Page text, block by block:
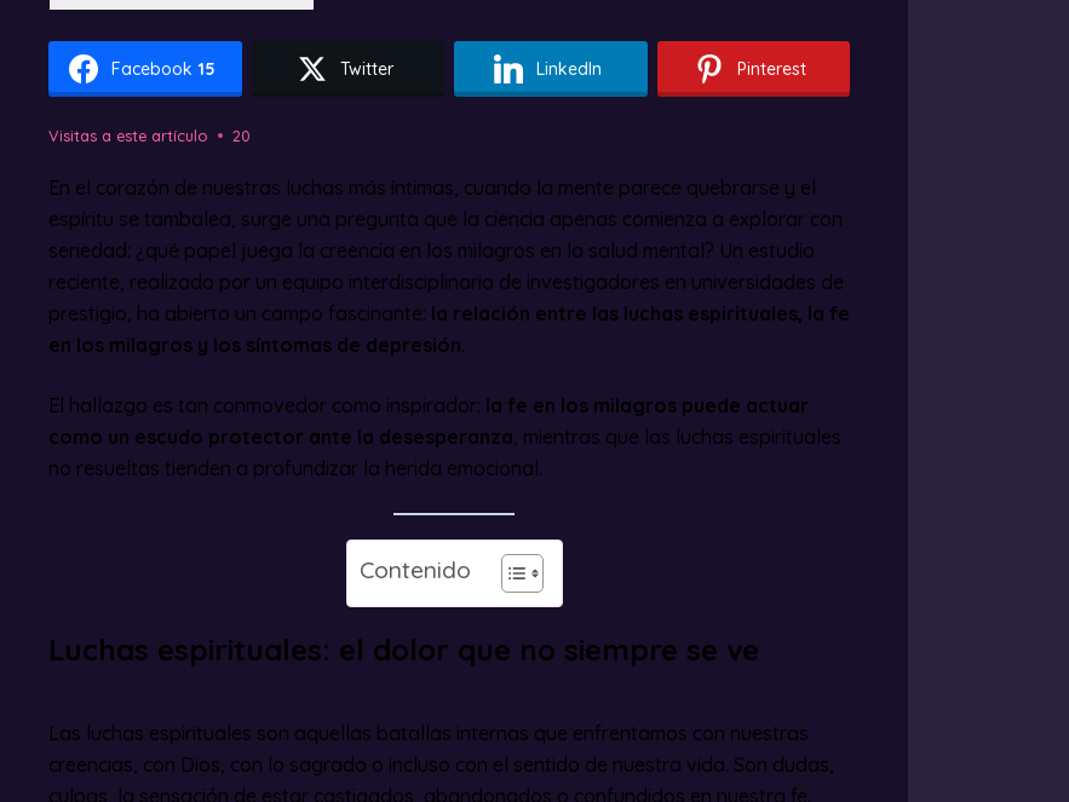
Facebook 15 Twitter LinkedIn Pinterest
Visitas a este artículo 20
En el corazón de nuestras luchas más íntimas, cuando la mente parece quebrarse y el
espíritu se tambalea, surge una pregunta que la ciencia apenas comienza a explorar con
seriedad: ¿qué papel juega la creencia en los milagros en la salud mental? Un estudio
reciente, realizado por un equipo interdisciplinario de investigadores en universidades de
prestigio, ha abierto un campo fascinante: la relación entre las luchas espirituales, la fe
en los milagros y los síntomas de depresión.
El hallazgo es tan conmovedor como inspirador: la fe en los milagros puede actuar
como un escudo protector ante la desesperanza, mientras que las luchas espirituales
no resueltas tienden a profundizar la herida emocional.
Contenido
Luchas espirituales: el dolor que no siempre se ve
Las luchas espirituales son aquellas batallas internas que enfrentamos con nuestras
creencias, con Dios, con lo sagrado o incluso con el sentido de nuestra vida. Son dudas,
culpas, la sensación de estar castigados, abandonados o confundidos en nuestra fe.